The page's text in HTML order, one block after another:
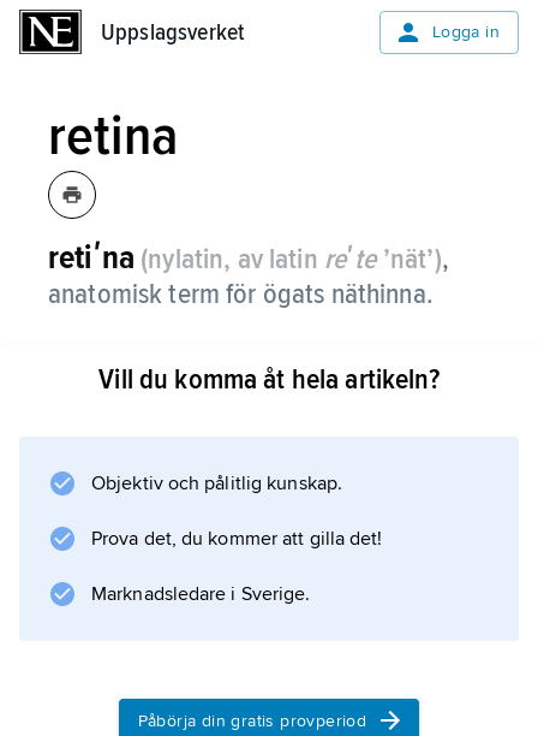
Uppslagsverket Logga in
retina
retiʹna (nylatin, av latin reʹte’nät’),
anatomisk term för ögats näthinna.
Vill du komma åt hela artikeln?
Objektiv och pålitlig kunskap.
Prova det, du kommer att gilla det!
Marknadsledare i Sverige.
Påbörja din gratis provperiod